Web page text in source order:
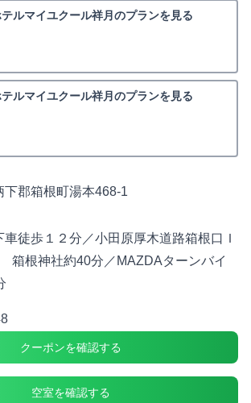
ルマイユクール祥月のプランを見る
ルマイユクール祥月のプランを見る
下郡箱根町湯本468-1
徒歩１２分／小田原厚木道路箱根口Ｉ
箱根神社約40分／MAZDAターンバイ
クーポンを確認する
空室を確認する